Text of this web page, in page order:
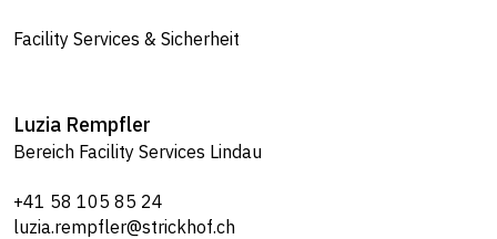
Facility Services & Sicherheit
Luzia Rempfler
Bereich Facility Services Lindau
+41 58 105 85 24
luzia.rempfler@strickhof.ch